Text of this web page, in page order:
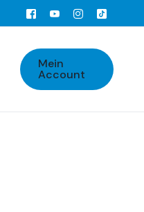
Mein
Account